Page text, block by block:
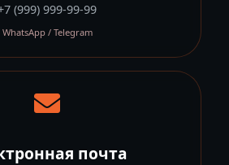
(999) 999-99-99
WhatsApp / Telegram
почта